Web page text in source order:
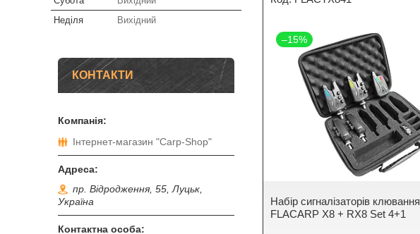
–15%
Набір сигналізаторів клювання
FLACARP X8 + RX8 Set 4+1
Неділя
Вихідний
КОНТАКТИ
Інтернет-магазин "Carp-Shop"
пр. Відродження, 55, Луцьк,
Україна